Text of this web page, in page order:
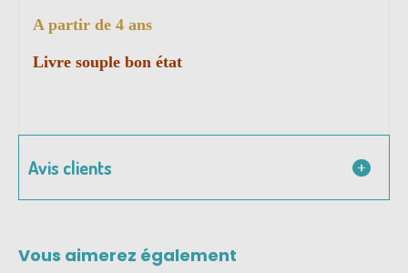
A partir de 4 ans
Livre souple bon état
Avis clients
Vous aimerez également